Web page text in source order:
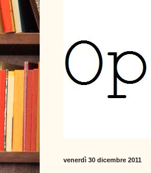
venerdì 30 dicembre 2011